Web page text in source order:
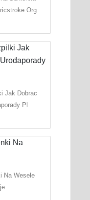
Org
Jak Dobrac
Pl
Na Wesele